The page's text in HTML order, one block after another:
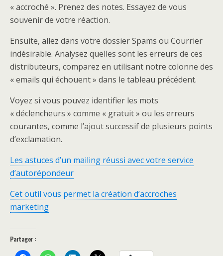
« accroché ». Prenez des notes. Essayez de vous
souvenir de votre réaction.
Ensuite, allez dans votre dossier Spams ou Courrier
indésirable. Analysez quelles sont les erreurs de ces
distributeurs, comparez en utilisant notre colonne des
« emails qui échouent » dans le tableau précédent.
Voyez si vous pouvez identifier les mots
« déclencheurs » comme « gratuit » ou les erreurs
courantes, comme l’ajout successif de plusieurs points
d’exclamation.
Les astuces d’un mailing réussi avec votre service
d’autorépondeur
Cet outil vous permet la création d’accroches
marketing
Partager :